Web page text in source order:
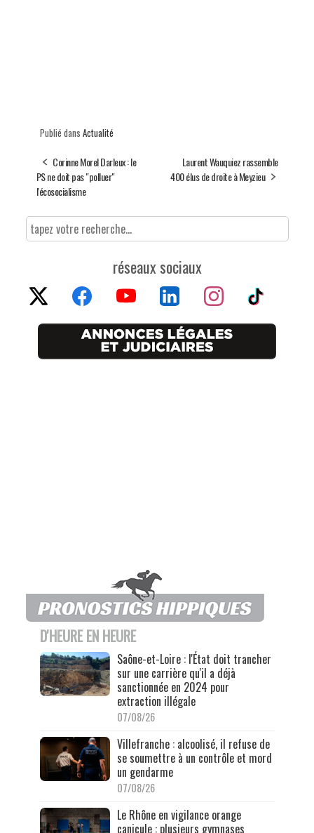
Publié dans Actualité
Corinne Morel Darleux : le
PS ne doit pas "polluer"
l'écosocialisme
Laurent Wauquiez rassemble
400 élus de droite à Meyzieu
réseaux sociaux
D'HEURE EN HEURE
Saône-et-Loire : l'État doit trancher
sur une carrière qu'il a déjà
sanctionnée en 2024 pour
extraction illégale
07/08/26
Villefranche : alcoolisé, il refuse de
se soumettre à un contrôle et mord
un gendarme
07/08/26
Le Rhône en vigilance orange
canicule : plusieurs gymnases